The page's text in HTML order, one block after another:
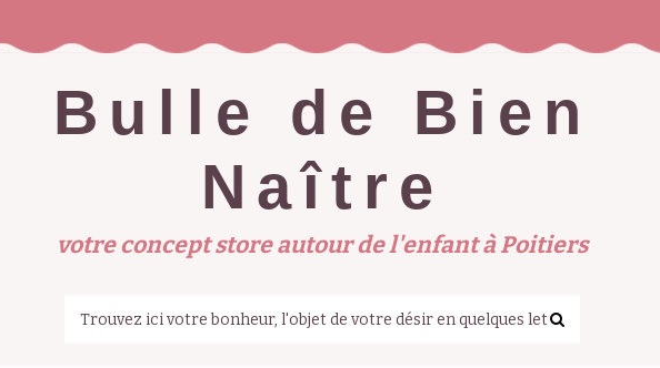
Bulle de Bien
Naître
votre concept store autour de l'enfant à Poitiers